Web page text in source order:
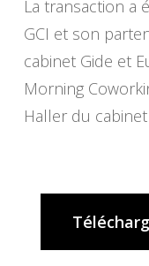
La transaction a
GCI et son
cabinet Gide et
Morning
Haller du